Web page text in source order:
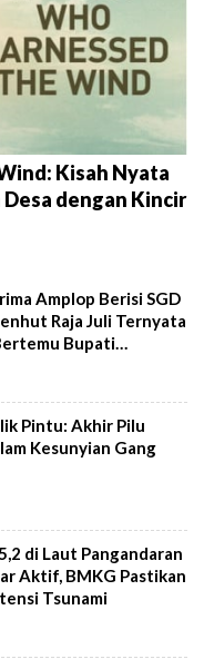
Kisah Nyata
dengan Kincir
Amplop Berisi SGD
Raja Juli Ternyata
Bupati
Pintu: Akhir Pilu
Kesunyian Gang
di Laut Pangandaran
Aktif, BMKG Pastikan
Tsunami